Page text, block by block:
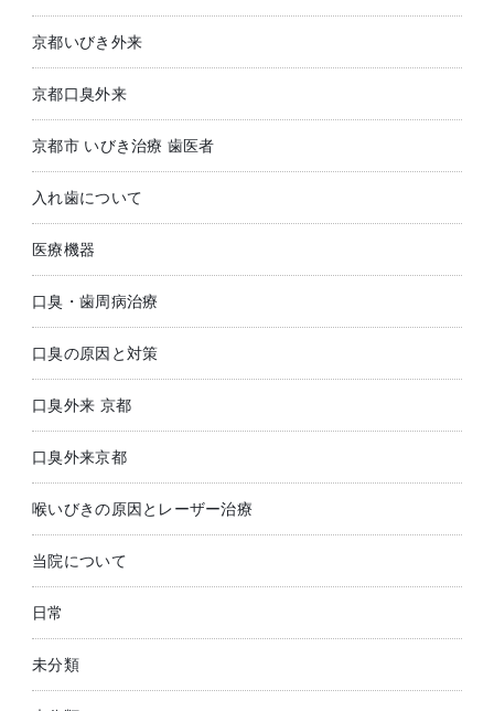
京都いびき外来
京都口臭外来
京都市 いびき治療 歯医者
入れ歯について
医療機器
口臭・歯周病治療
口臭の原因と対策
口臭外来 京都
口臭外来京都
喉いびきの原因とレーザー治療
当院について
日常
未分類